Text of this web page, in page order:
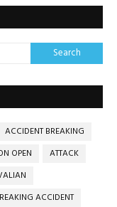
ACCIDENT BREAKING
OPEN
ATTACK
ACCIDENT